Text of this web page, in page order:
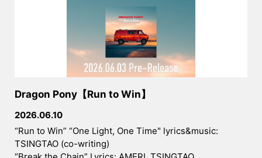
成！Billboard Japanの取材を受けまし
リリックラボ第27期への参加を募集し
ます！詳しくはサイトのABOUTからチ
ェック！
2023.01.14
オンライン作詞講座【リリックラボ】の
ページをリニューアルしました！ラボの
Dragon Pony【Run to Win】
2026.06.10
“Run to Win” “One Light, One Time" lyrics&music:
TSINGTAO (co-writing)